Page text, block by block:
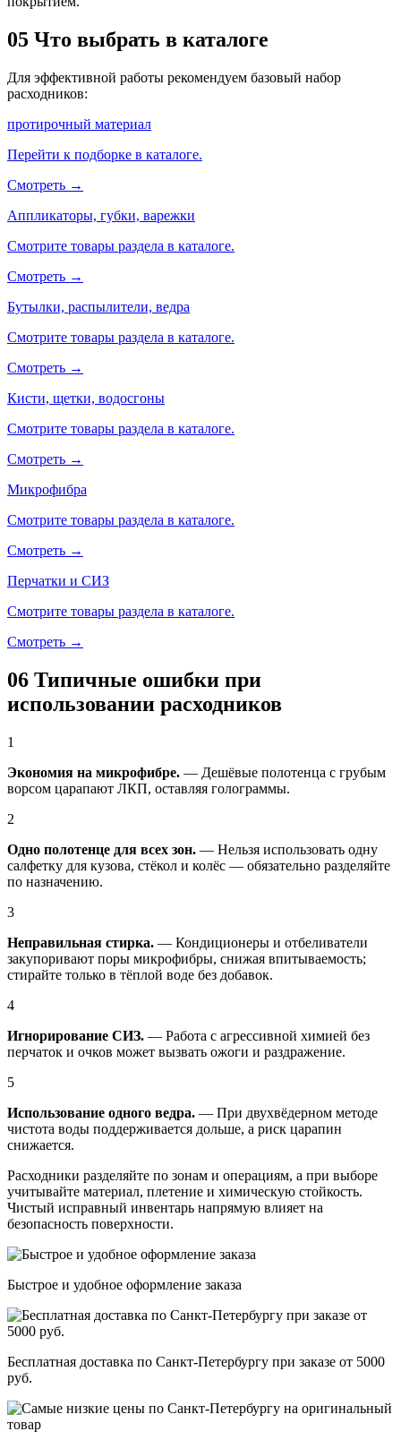
05 Что выбрать в каталоге
Для эффективной работы рекомендуем базовый набор
расходников:
протирочный материал
Перейти к подборке в каталоге.
Смотреть →
Аппликаторы, губки, варежки
Смотрите товары раздела в каталоге.
Смотреть →
Бутылки, распылители, ведра
Смотрите товары раздела в каталоге.
Смотреть →
Кисти, щетки, водосгоны
Смотрите товары раздела в каталоге.
Смотреть →
Микрофибра
Смотрите товары раздела в каталоге.
Смотреть →
Перчатки и СИЗ
Смотрите товары раздела в каталоге.
Смотреть →
06 Типичные ошибки при
использовании расходников
1
Экономия на микрофибре. — Дешёвые полотенца с грубым
ворсом царапают ЛКП, оставляя голограммы.
2
Одно полотенце для всех зон. — Нельзя использовать одну
салфетку для кузова, стёкол и колёс — обязательно разделяйте
по назначению.
3
Неправильная стирка. — Кондиционеры и отбеливатели
закупоривают поры микрофибры, снижая впитываемость;
стирайте только в тёплой воде без добавок.
4
Игнорирование СИЗ. — Работа с агрессивной химией без
перчаток и очков может вызвать ожоги и раздражение.
5
Использование одного ведра. — При двухвёдерном методе
чистота воды поддерживается дольше, а риск царапин
снижается.
Расходники разделяйте по зонам и операциям, а при выборе
учитывайте материал, плетение и химическую стойкость.
Чистый исправный инвентарь напрямую влияет на
безопасность поверхности.
Быстрое и удобное оформление заказа
Бесплатная доставка по Санкт-Петербургу при заказе от 5000
руб.